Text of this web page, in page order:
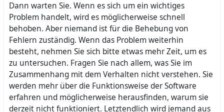
Dann warten Sie. Wenn es sich um ein wichtiges
Problem handelt, wird es möglicherweise schnell
behoben. Aber niemand ist für die Behebung von
Fehlern zuständig. Wenn das Problem weiterhin
besteht, nehmen Sie sich bitte etwas mehr Zeit, um es
zu untersuchen. Fragen Sie nach allem, was Sie im
Zusammenhang mit dem Verhalten nicht verstehen. Sie
werden mehr über die Funktionsweise der Software
erfahren und möglicherweise herausfinden, warum sie
derzeit nicht funktioniert. Letztendlich wird jemand aus